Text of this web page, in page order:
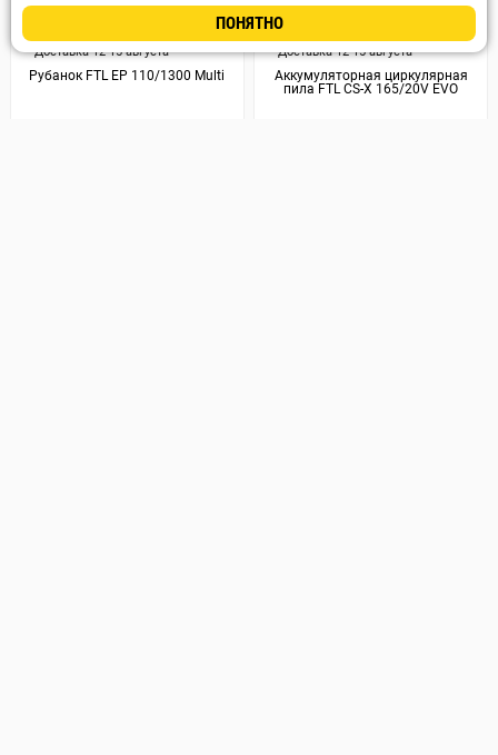
Доставка 12-15 августа
Арт. 1947
Рубанок FTL EP 110/1300 Multi
Доставка 12-15 августа
Арт. 1946
Аккумуляторная циркулярная
пила FTL CS-X 165/20V EVO
ПОНЯТНО